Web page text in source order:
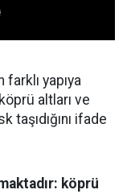
yapıya
altları ve
taşıdığını ifade
köprü